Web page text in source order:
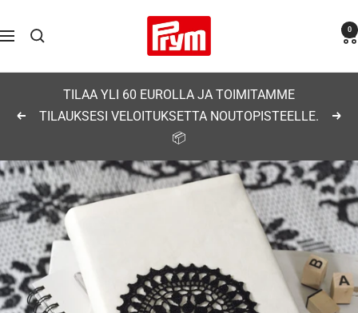
sisältöön
Navigaatio
Prym 0
Edellinen
TILAA YLI 60 EUROLLA JA TOIMITAMME
TILAUKSESI VELOITUKSETTA NOUTOPISTEELLE.
📦